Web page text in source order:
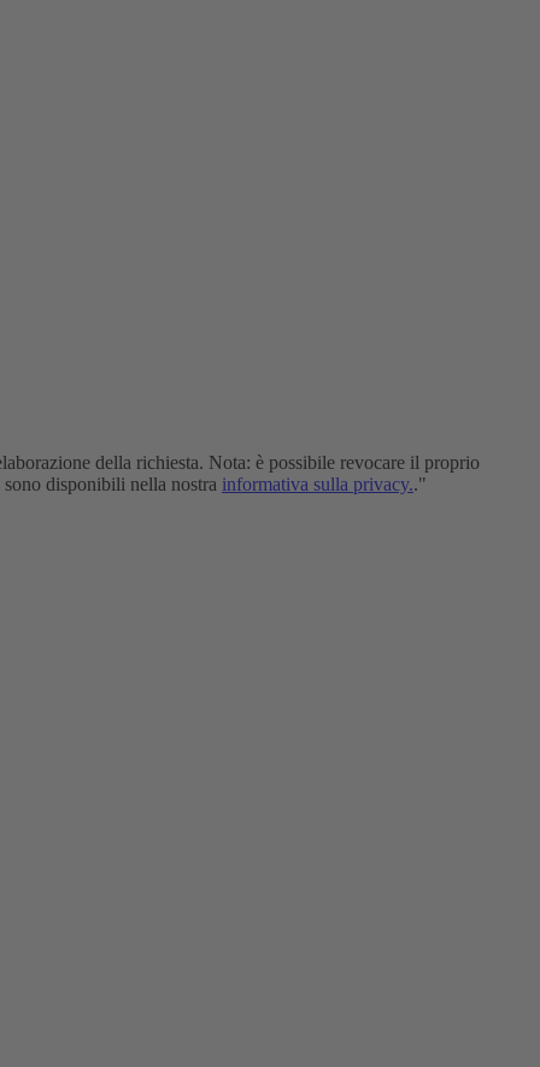
della richiesta. Nota: è possibile revocare il proprio
disponibili nella nostra informativa sulla privacy.."